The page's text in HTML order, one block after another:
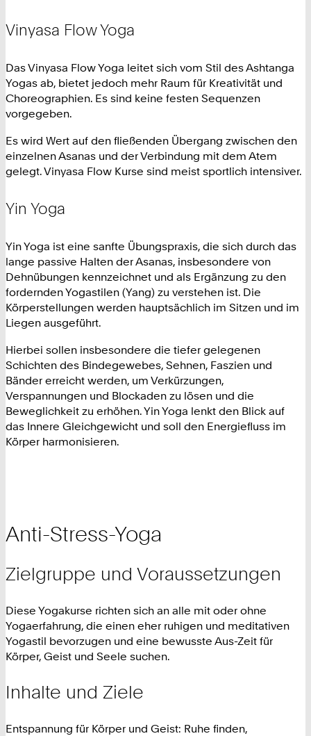
Vinyasa Flow Yoga
Das Vinyasa Flow Yoga leitet sich vom Stil des Ashtanga
Yogas ab, bietet jedoch mehr Raum für Kreativität und
Choreographien. Es sind keine festen Sequenzen
vorgegeben.
Es wird Wert auf den fließenden Übergang zwischen den
einzelnen Asanas und der Verbindung mit dem Atem
gelegt. Vinyasa Flow Kurse sind meist sportlich intensiver.
Yin Yoga
Yin Yoga ist eine sanfte Übungspraxis, die sich durch das
lange passive Halten der Asanas, insbesondere von
Dehnübungen kennzeichnet und als Ergänzung zu den
fordernden Yogastilen (Yang) zu verstehen ist. Die
Körperstellungen werden hauptsächlich im Sitzen und im
Liegen ausgeführt.
Hierbei sollen insbesondere die tiefer gelegenen
Schichten des Bindegewebes, Sehnen, Faszien und
Bänder erreicht werden, um Verkürzungen,
Verspannungen und Blockaden zu lösen und die
Beweglichkeit zu erhöhen. Yin Yoga lenkt den Blick auf
das Innere Gleichgewicht und soll den Energiefluss im
Körper harmonisieren.
Anti-Stress-Yoga
Zielgruppe und Voraussetzungen
Diese Yogakurse richten sich an alle mit oder ohne
Yogaerfahrung, die einen eher ruhigen und meditativen
Yogastil bevorzugen und eine bewusste Aus-Zeit für
Körper, Geist und Seele suchen.
Inhalte und Ziele
Entspannung für Körper und Geist: Ruhe finden,